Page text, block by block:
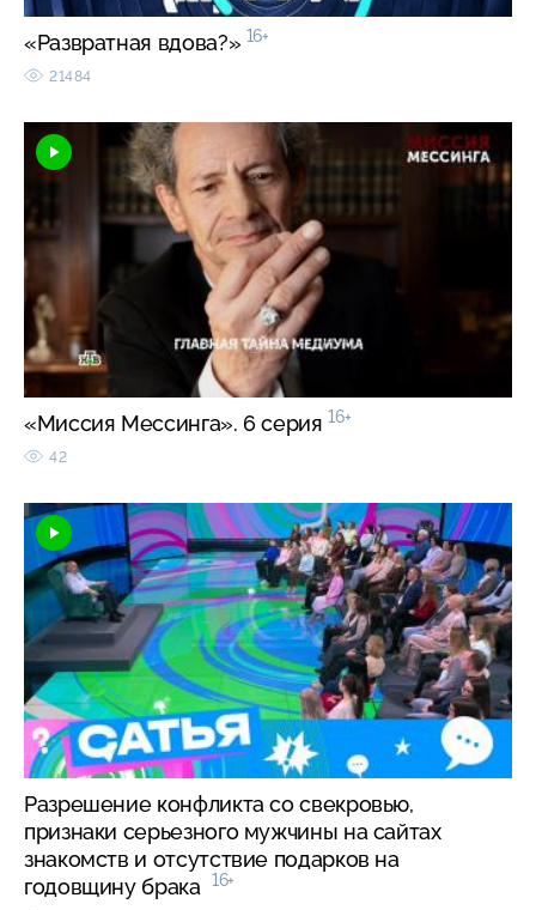
«Развратная вдова?» 16+
21484
«Миссия Мессинга». 6 серия 16+
42
Разрешение конфликта со свекровью,
признаки серьезного мужчины на сайтах
знакомств и отсутствие подарков на
годовщину брака
16+